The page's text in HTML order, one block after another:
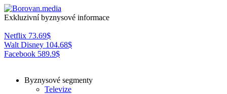
Exkluzivní byznysové informace
Netflix 73.69$
Walt Disney 104.68$
Facebook 589.9$
Byznysové segmenty
Televize